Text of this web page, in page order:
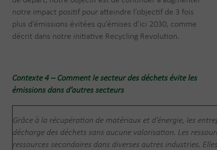
notre impact positif pour atteindre l’objectif de 3 fois
plus d’émissions évitées qu’émises d’ici 2030, comme
décrit dans notre initiative Recycling Revolution.
Contexte 4 – Comment le secteur des déchets évite les
émissions dans d’autres secteurs
Grâce à la récupération de matériaux et d’énergie, les
décharge des déchets sans aucune valorisation. Les
ressources secondaires dans diverses autres industries.